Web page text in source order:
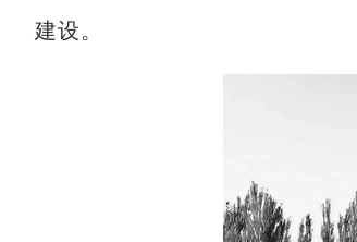
建设。